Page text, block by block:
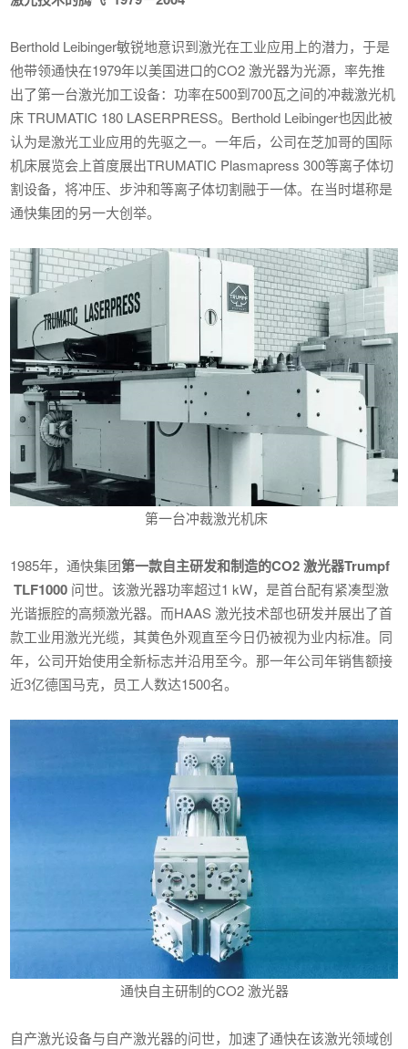
Berthold Leibinger敏锐地意识到激光在工业应用上的潜力，于是
他带领通快在1979年以美国进口的CO2 激光器为光源，率先推
出了第一台激光加工设备：功率在500到700瓦之间的冲裁激光机
床 TRUMATIC 180 LASERPRESS。Berthold Leibinger也因此被
认为是激光工业应用的先驱之一。一年后，公司在芝加哥的国际
机床展览会上首度展出TRUMATIC Plasmapress 300等离子体切
割设备，将冲压、步沖和等离子体切割融于一体。在当时堪称是
通快集团的另一大创举。
第一台冲裁激光机床
1985年，通快集团第一款自主研发和制造的CO2 激光器Trumpf
TLF1000 问世。该激光器功率超过1 kW，是首台配有紧凑型激
光谐振腔的高频激光器。而HAAS 激光技术部也研发并展出了首
款工业用激光光缆，其黄色外观直至今日仍被视为业内标准。同
年，公司开始使用全新标志并沿用至今。那一年公司年销售额接
近3亿德国马克，员工人数达1500名。
通快自主研制的CO2 激光器
自产激光设备与自产激光器的问世，加速了通快在该激光领域创